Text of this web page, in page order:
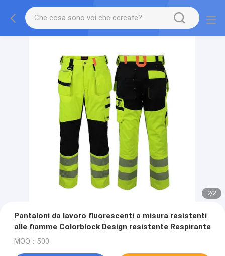
2/2
Pantaloni da lavoro fluorescenti a misura resistenti
alle fiamme Colorblock Design resistente Respirante
MOQ：500